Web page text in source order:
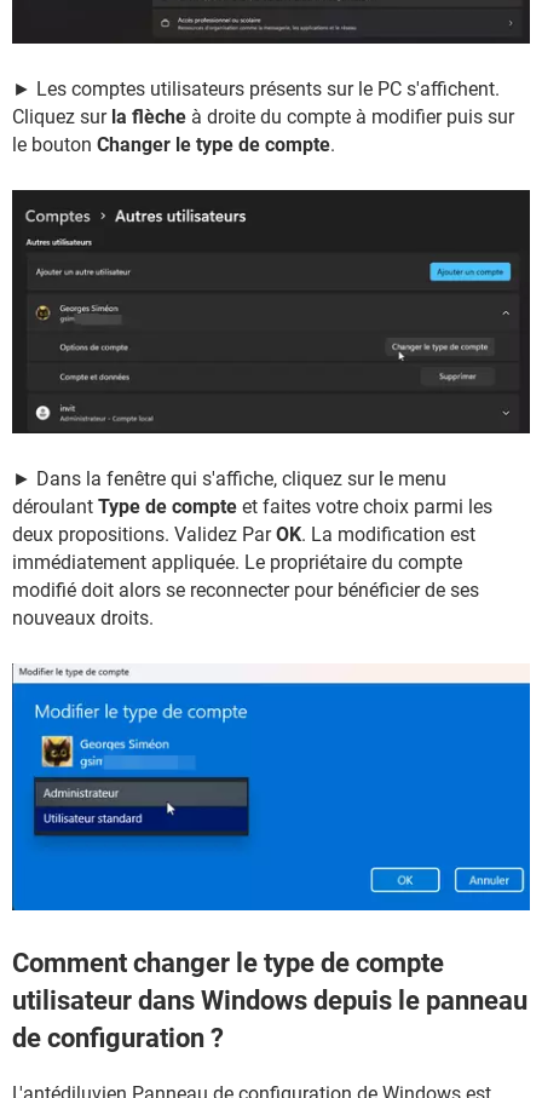
► Les comptes utilisateurs présents sur le PC s'affichent.
Cliquez sur la flèche à droite du compte à modifier puis sur
le bouton Changer le type de compte.
► Dans la fenêtre qui s'affiche, cliquez sur le menu
déroulant Type de compte et faites votre choix parmi les
deux propositions. Validez ParOK. La modification est
immédiatement appliquée. Le propriétaire du compte
modifié doit alors se reconnecter pour bénéficier de ses
nouveaux droits.
Comment changer le type de compte
utilisateur dans Windows depuis le panneau
de configuration ?